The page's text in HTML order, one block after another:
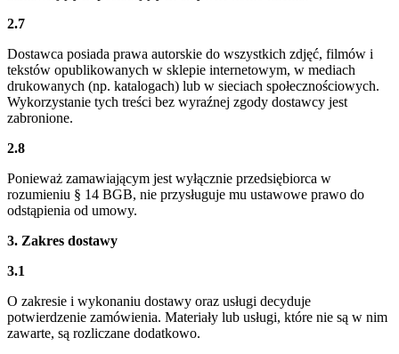
2.7
Dostawca posiada prawa autorskie do wszystkich zdjęć, filmów i
tekstów opublikowanych w sklepie internetowym, w mediach
drukowanych (np. katalogach) lub w sieciach społecznościowych.
Wykorzystanie tych treści bez wyraźnej zgody dostawcy jest
zabronione.
2.8
Ponieważ zamawiającym jest wyłącznie przedsiębiorca w
rozumieniu § 14 BGB, nie przysługuje mu ustawowe prawo do
odstąpienia od umowy.
3. Zakres dostawy
3.1
O zakresie i wykonaniu dostawy oraz usługi decyduje
potwierdzenie zamówienia. Materiały lub usługi, które nie są w nim
zawarte, są rozliczane dodatkowo.